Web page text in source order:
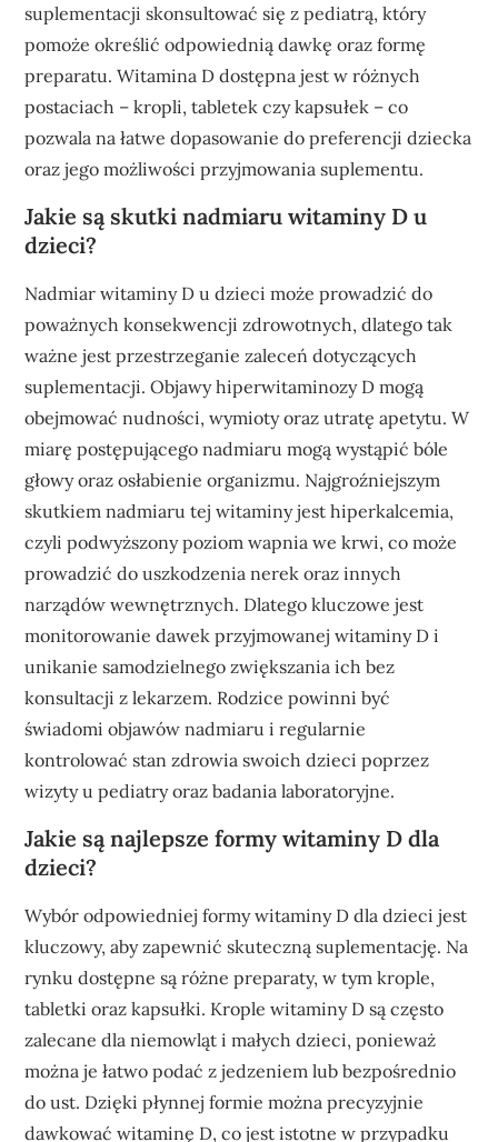
suplementacji skonsultować się z pediatrą, który
pomoże określić odpowiednią dawkę oraz formę
preparatu. Witamina D dostępna jest w różnych
postaciach – kropli, tabletek czy kapsułek – co
pozwala na łatwe dopasowanie do preferencji dziecka
oraz jego możliwości przyjmowania suplementu.
Jakie są skutki nadmiaru witaminy D u
dzieci?
Nadmiar witaminy D u dzieci może prowadzić do
poważnych konsekwencji zdrowotnych, dlatego tak
ważne jest przestrzeganie zaleceń dotyczących
suplementacji. Objawy hiperwitaminozy D mogą
obejmować nudności, wymioty oraz utratę apetytu. W
miarę postępującego nadmiaru mogą wystąpić bóle
głowy oraz osłabienie organizmu. Najgroźniejszym
skutkiem nadmiaru tej witaminy jest hiperkalcemia,
czyli podwyższony poziom wapnia we krwi, co może
prowadzić do uszkodzenia nerek oraz innych
narządów wewnętrznych. Dlatego kluczowe jest
monitorowanie dawek przyjmowanej witaminy D i
unikanie samodzielnego zwiększania ich bez
konsultacji z lekarzem. Rodzice powinni być
świadomi objawów nadmiaru i regularnie
kontrolować stan zdrowia swoich dzieci poprzez
wizyty u pediatry oraz badania laboratoryjne.
Jakie są najlepsze formy witaminy D dla
dzieci?
Wybór odpowiedniej formy witaminy D dla dzieci jest
kluczowy, aby zapewnić skuteczną suplementację. Na
rynku dostępne są różne preparaty, w tym krople,
tabletki oraz kapsułki. Krople witaminy D są często
zalecane dla niemowląt i małych dzieci, ponieważ
można je łatwo podać z jedzeniem lub bezpośrednio
do ust. Dzięki płynnej formie można precyzyjnie
dawkować witaminę D, co jest istotne w przypadku